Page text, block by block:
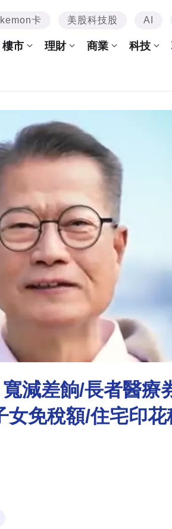
卡 美股科技股 AI
樓市 理財 商業 科技
減差餉/長者醫療
免稅額/住宅印